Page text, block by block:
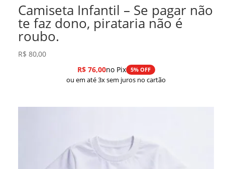
Camiseta Infantil – Se pagar não
te faz dono, pirataria não é
roubo.
R$ 80,00
R$76,00no Pix 5% OFF
ou em até 3x sem juros no cartão